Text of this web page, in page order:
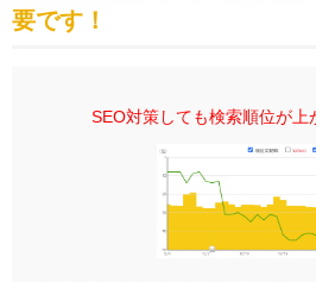
要です！
SEO対策しても検索順位が